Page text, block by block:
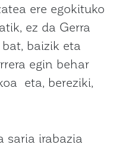
ere egokituko
ez da Gerra
baizik eta
egin behar
eta, bereziki,
saria irabazia